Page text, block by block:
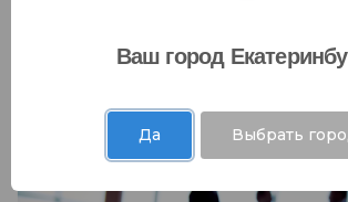
государственными фондами и
Ваш город
Да Выбрать